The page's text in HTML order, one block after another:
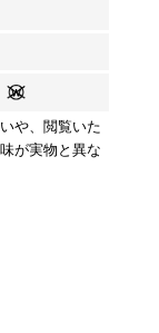
や、閲覧いた
が実物と異な